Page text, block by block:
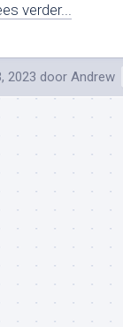
verder...
2023 door Andrew